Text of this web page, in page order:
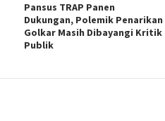
Pansus TRAP Panen
Dukungan, Polemik Penarikan
Golkar Masih Dibayangi Kritik
Publik